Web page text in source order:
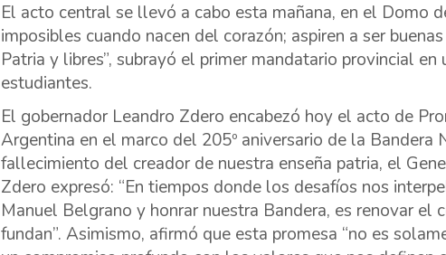
El acto central se llevó a cabo esta mañana, en el Domo
imposibles cuando nacen del corazón; aspiren a ser
Patria y libres”, subrayó el primer mandatario provincial
estudiantes.
El gobernador Leandro Zdero encabezó hoy el acto de
Argentina en el marco del 205º aniversario de la Bandera
fallecimiento del creador de nuestra enseña patria, el
Zdero expresó: “En tiempos donde los desafíos nos
Manuel Belgrano y honrar nuestra Bandera, es renovar el
fundan”. Asimismo, afirmó que esta promesa “no es